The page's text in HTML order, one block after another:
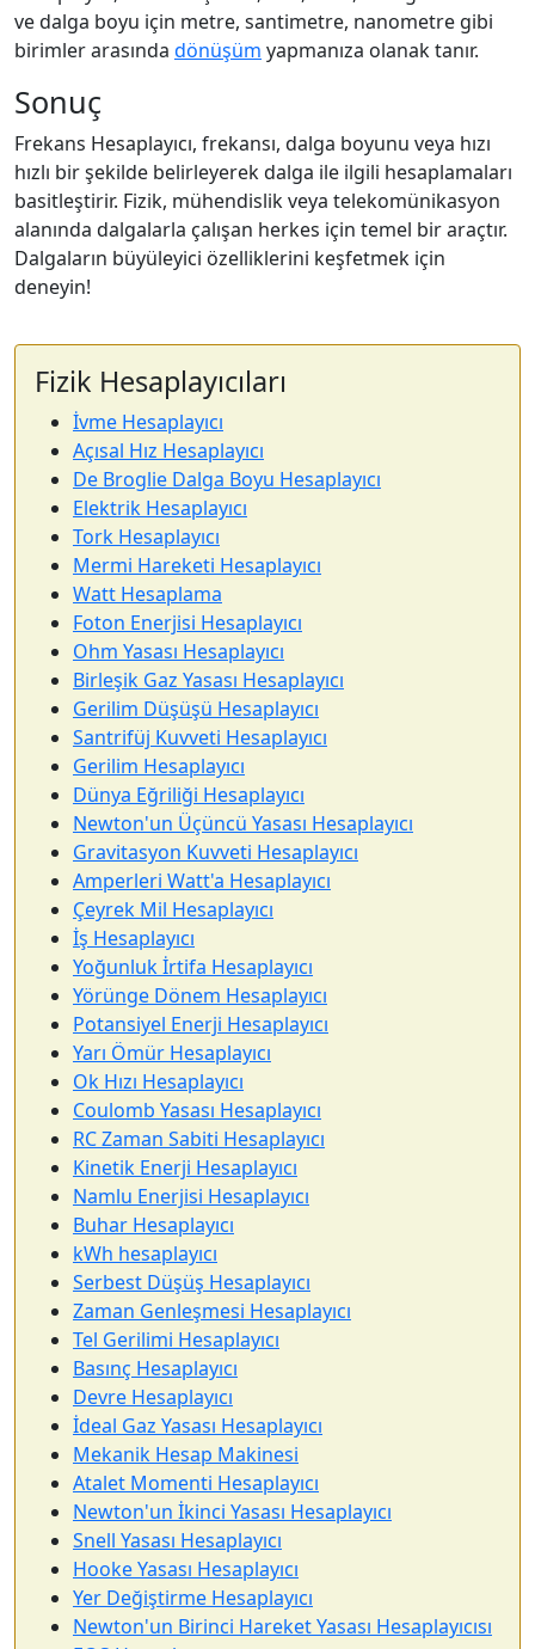
ve dalga boyu için metre, santimetre, nanometre gibi
birimler arasında dönüşüm yapmanıza olanak tanır.
Sonuç
Frekans Hesaplayıcı, frekansı, dalga boyunu veya hızı
hızlı bir şekilde belirleyerek dalga ile ilgili hesaplamaları
basitleştirir. Fizik, mühendislik veya telekomünikasyon
alanında dalgalarla çalışan herkes için temel bir araçtır.
Dalgaların büyüleyici özelliklerini keşfetmek için
deneyin!
Fizik Hesaplayıcıları
İvme Hesaplayıcı
Açısal Hız Hesaplayıcı
De Broglie Dalga Boyu Hesaplayıcı
Elektrik Hesaplayıcı
Tork Hesaplayıcı
Mermi Hareketi Hesaplayıcı
Watt Hesaplama
Foton Enerjisi Hesaplayıcı
Ohm Yasası Hesaplayıcı
Birleşik Gaz Yasası Hesaplayıcı
Gerilim Düşüşü Hesaplayıcı
Santrifüj Kuvveti Hesaplayıcı
Gerilim Hesaplayıcı
Dünya Eğriliği Hesaplayıcı
Newton'un Üçüncü Yasası Hesaplayıcı
Gravitasyon Kuvveti Hesaplayıcı
Amperleri Watt'a Hesaplayıcı
Çeyrek Mil Hesaplayıcı
İş Hesaplayıcı
Yoğunluk İrtifa Hesaplayıcı
Yörünge Dönem Hesaplayıcı
Potansiyel Enerji Hesaplayıcı
Yarı Ömür Hesaplayıcı
Ok Hızı Hesaplayıcı
Coulomb Yasası Hesaplayıcı
RC Zaman Sabiti Hesaplayıcı
Kinetik Enerji Hesaplayıcı
Namlu Enerjisi Hesaplayıcı
Buhar Hesaplayıcı
kWh hesaplayıcı
Serbest Düşüş Hesaplayıcı
Zaman Genleşmesi Hesaplayıcı
Tel Gerilimi Hesaplayıcı
Basınç Hesaplayıcı
Devre Hesaplayıcı
İdeal Gaz Yasası Hesaplayıcı
Mekanik Hesap Makinesi
Atalet Momenti Hesaplayıcı
Newton'un İkinci Yasası Hesaplayıcı
Snell Yasası Hesaplayıcı
Hooke Yasası Hesaplayıcı
Yer Değiştirme Hesaplayıcı
Newton'un Birinci Hareket Yasası Hesaplayıcısı